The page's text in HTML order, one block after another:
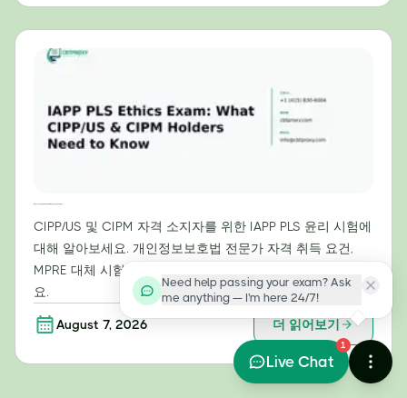
CIPP/US 및 CIPM 자격 소지자를 위한 IAPP PLS 윤리 시험에
대해 알아보세요. 개인정보보호법 전문가 자격 취득 요건,
MPRE 대체 시험, 그리고 관련 정책에 대해 자세히 살펴보세
요.
August 7, 2026 더 읽어보기
Need help passing your exam? Ask
me anything — I'm here 24/7!
1
Live Chat